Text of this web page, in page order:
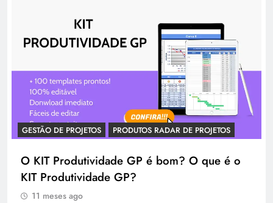
GESTÃO DE PROJETOS PRODUTOS RADAR DE PROJETOS
O KIT Produtividade GP é bom? O que é o
KIT Produtividade GP?
11 meses ago